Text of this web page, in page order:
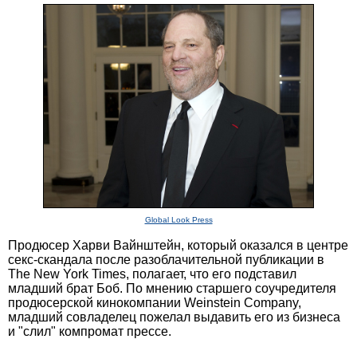
Global Look Press
Продюсер Харви Вайнштейн, который оказался в центре
секс-скандала после разоблачительной публикации в
The New York Times, полагает, что его подставил
младший брат Боб. По мнению старшего соучредителя
продюсерской кинокомпании Weinstein Company,
младший совладелец пожелал выдавить его из бизнеса
и "слил" компромат прессе.